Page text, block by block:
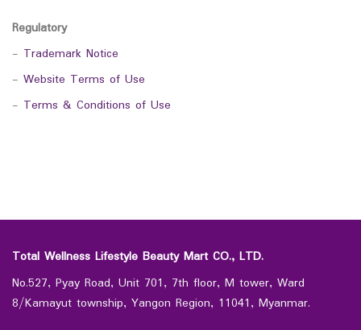
Regulatory
- Trademark Notice
- Website Terms of Use
- Terms & Conditions of Use
Total Wellness Lifestyle Beauty Mart CO., LTD.
No.527, Pyay Road, Unit 701, 7th floor, M tower, Ward
8/Kamayut township, Yangon Region, 11041, Myanmar.